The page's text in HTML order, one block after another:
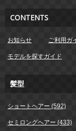
CONTENTS
お知らせ ご利用ガ
モデルを探すガイド
髪型
ショートヘアー (592)
セミロングヘアー (433)